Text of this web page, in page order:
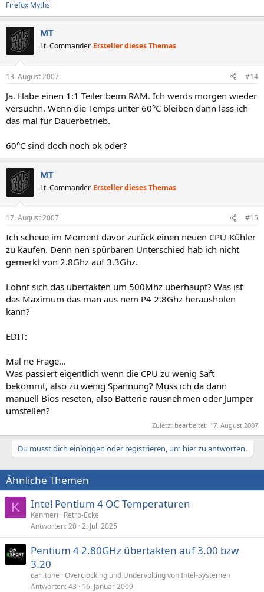
Firefox Myths
MT
Lt. Commander Ersteller dieses Themas
13. August 2007 #14
Ja. Habe einen 1:1 Teiler beim RAM. Ich werds morgen wieder
versuchn. Wenn die Temps unter 60°C bleiben dann lass ich
das mal für Dauerbetrieb.
60°C sind doch noch ok oder?
MT
Lt. Commander Ersteller dieses Themas
17. August 2007 #15
Ich scheue im Moment davor zurück einen neuen CPU-Kühler
zu kaufen. Denn nen spürbaren Unterschied hab ich nicht
gemerkt von 2.8Ghz auf 3.3Ghz.
Lohnt sich das übertakten um 500Mhz überhaupt? Was ist
das Maximum das man aus nem P4 2.8Ghz herausholen
kann?
EDIT:
Mal ne Frage...
Was passiert eigentlich wenn die CPU zu wenig Saft
bekommt, also zu wenig Spannung? Muss ich da dann
manuell Bios reseten, also Batterie rausnehmen oder Jumper
umstellen?
Zuletzt bearbeitet: 17. August 2007
Du musst dich einloggen oder registrieren, um hier zu antworten.
Ähnliche Themen
K Intel Pentium 4 OC Temperaturen
Kenmeri
Retro-Ecke
Antworten 20 2. Juli 2025
Pentium 4 2.80GHz übertakten auf 3.00 bzw
3.20
carlitone Overclocking und Undervolting von Intel-Systemen
Antworten 43 16. Januar 2009